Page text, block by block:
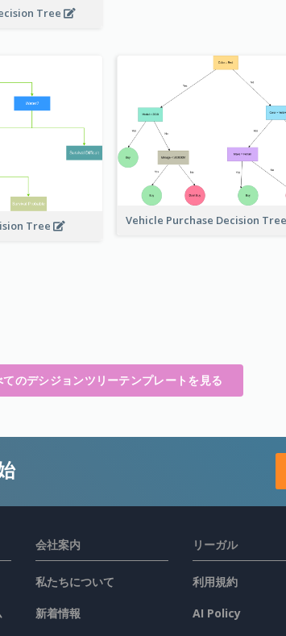
Tree
Tree Vehicle Purchase Decision Tree
てのデシジョンツリーテンプレートを見る
会社案内
私たちについて
新着情報
リーガル
利用規約
AI Policy